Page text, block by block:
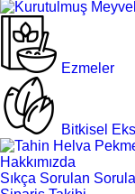
Ezmeler
Bitkisel
Hakkımızda
Sıkça Sorulan